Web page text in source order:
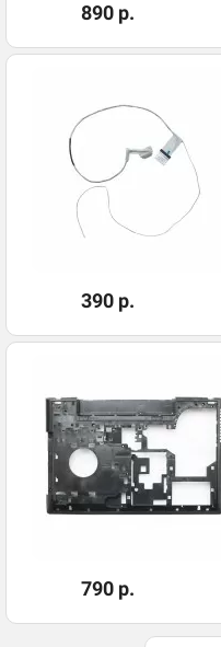
890 р.
390 р.
790 р.